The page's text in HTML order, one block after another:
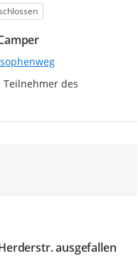
des
ausgefallen